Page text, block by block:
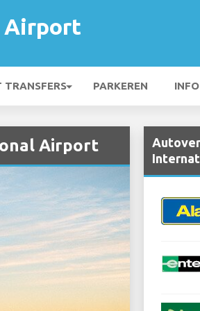
Airport
TRANSFERS PARKEREN
Airport